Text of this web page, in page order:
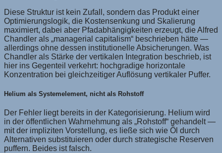
Diese Struktur ist kein Zufall, sondern das Produkt einer
Optimierungslogik, die Kostensenkung und Skalierung
maximiert, dabei aber Pfadabhängigkeiten erzeugt, die Alfred
Chandler als „managerial capitalism“ beschrieben hätte —
allerdings ohne dessen institutionelle Absicherungen. Was
Chandler als Stärke der vertikalen Integration beschrieb, ist
hier ins Gegenteil verkehrt: hochgradige horizontale
Konzentration bei gleichzeitiger Auflösung vertikaler Puffer.
Helium als Systemelement, nicht als Rohstoff
Der Fehler liegt bereits in der Kategorisierung. Helium wird
in der öffentlichen Wahrnehmung als „Rohstoff“ gehandelt —
mit der impliziten Vorstellung, es ließe sich wie Öl durch
Alternativen substituieren oder durch strategische Reserven
puffern. Beides ist falsch.